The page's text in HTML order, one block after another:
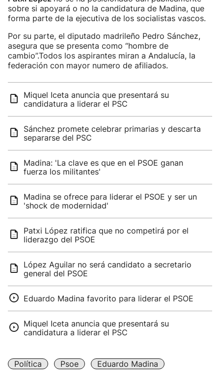
sobre si apoyará o no la candidatura de Madina, que
forma parte de la ejecutiva de los socialistas vascos.
Por su parte, el diputado madrileño Pedro Sánchez,
asegura que se presenta como “hombre de
cambio”.Todos los aspirantes miran a Andalucía, la
federación con mayor numero de afiliados.
Miquel Iceta anuncia que presentará su
candidatura a liderar el PSC
Sánchez promete celebrar primarias y descarta
separarse del PSC
Madina: 'La clave es que en el PSOE ganan
fuerza los militantes'
Madina se ofrece para liderar el PSOE y ser un
'shock de modernidad'
Patxi López ratifica que no competirá por el
liderazgo del PSOE
López Aguilar no será candidato a secretario
general del PSOE
Eduardo Madina favorito para liderar el PSOE
Miquel Iceta anuncia que presentará su
candidatura a liderar el PSC
Política Psoe Eduardo Madina